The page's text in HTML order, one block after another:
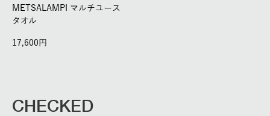
METSALAMPI マルチユース
タオル
17,600
CHECKED